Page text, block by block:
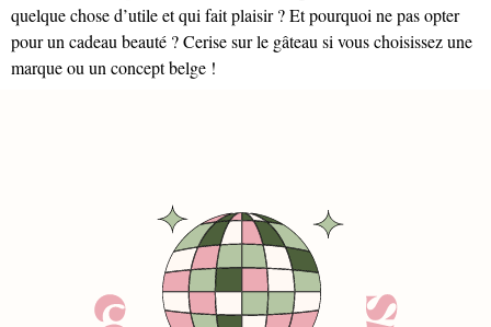
quelque chose d’utile et qui fait plaisir ? Et pourquoi ne pas opter
pour un cadeau beauté ? Cerise sur le gâteau si vous choisissez une
marque ou un concept belge !